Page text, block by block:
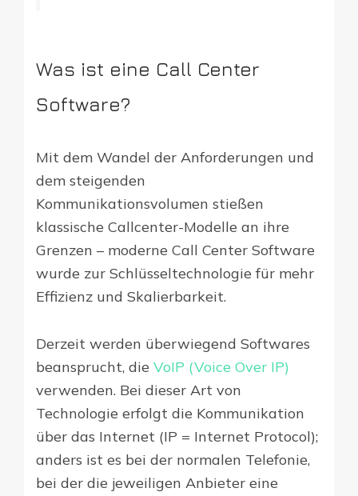
Was ist eine Call Center
Software?
Mit dem Wandel der Anforderungen und
dem steigenden
Kommunikationsvolumen stießen
klassische Callcenter-Modelle an ihre
Grenzen – moderne Call Center Software
wurde zur Schlüsseltechnologie für mehr
Effizienz und Skalierbarkeit.
Derzeit werden überwiegend Softwares
beansprucht, die VoIP (Voice Over IP)
verwenden. Bei dieser Art von
Technologie erfolgt die Kommunikation
über das Internet (IP = Internet Protocol);
anders ist es bei der normalen Telefonie,
bei der die jeweiligen Anbieter eine